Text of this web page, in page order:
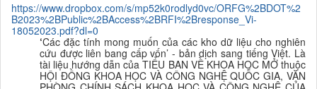
https://www.dropbox.com/s/mp52k0rodlyd0vc/ORFG%2BDOT%2
B2023%2BPublic%2BAccess%2BRFI%2Bresponse_Vi-
18052023.pdf?dl=0
‘Các đặc tính mong muốn của các kho dữ liệu cho nghiên
cứu được liên bang cấp vốn’ - bản dịch sang tiếng Việt. Là
tài liệu hướng dẫn của TIỂU BAN VỀ KHOA HỌC MỞ thuộc
HỘI ĐỒNG KHOA HỌC VÀ CÔNG NGHỆ QUỐC GIA, VĂN